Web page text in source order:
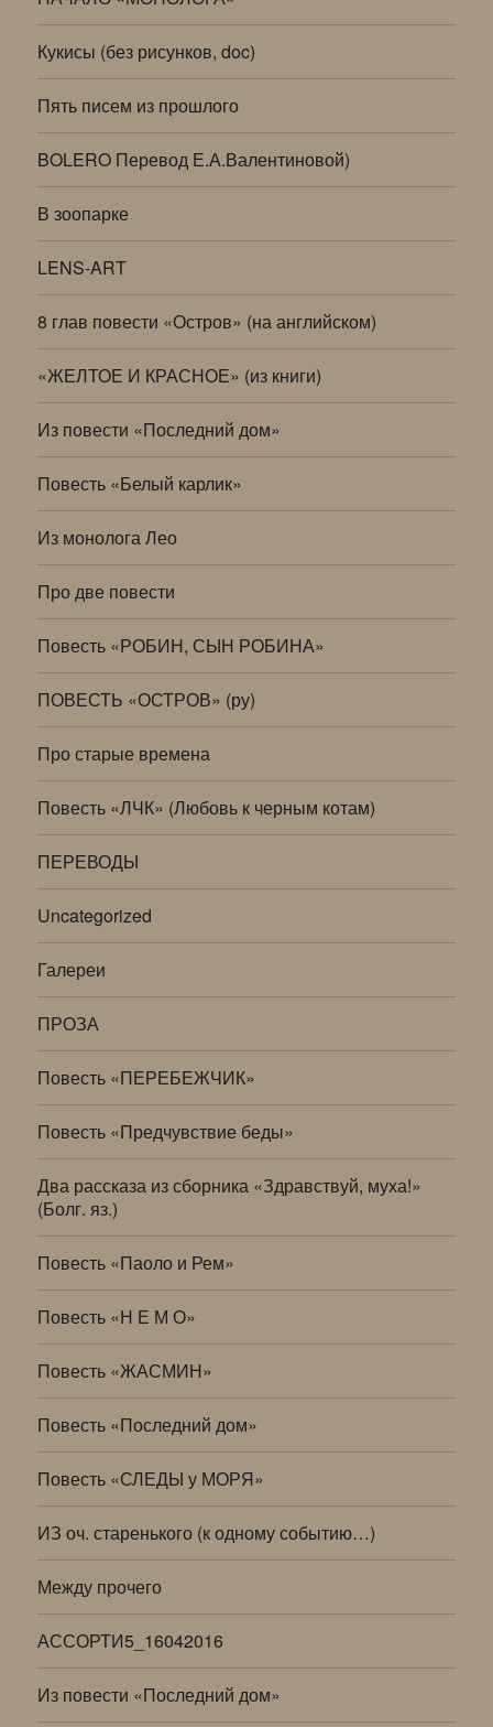
Кукисы (без рисунков, doc)
Пять писем из прошлого
BOLERO Перевод Е.А.Валентиновой)
В зоопарке
LENS-ART
8 глав повести «Остров» (на английском)
«ЖЕЛТОЕ И КРАСНОЕ» (из книги)
Из повести «Последний дом»
Повесть «Белый карлик»
Из монолога Лео
Про две повести
Повесть «РОБИН, СЫН РОБИНА»
ПОВЕСТЬ «ОСТРОВ» (ру)
Про старые времена
Повесть «ЛЧК» (Любовь к черным котам)
ПЕРЕВОДЫ
Uncategorized
Галереи
ПРОЗА
Повесть «ПЕРЕБЕЖЧИК»
Повесть «Предчувствие беды»
Два рассказа из сборника «Здравствуй, муха!»
(Болг. яз.)
Повесть «Паоло и Рем»
Повесть «Н Е М О»
Повесть «ЖАСМИН»
Повесть «Последний дом»
Повесть «СЛЕДЫ у МОРЯ»
ИЗ оч. старенького (к одному событию…)
Между прочего
АССОРТИ5_16042016
Из повести «Последний дом»